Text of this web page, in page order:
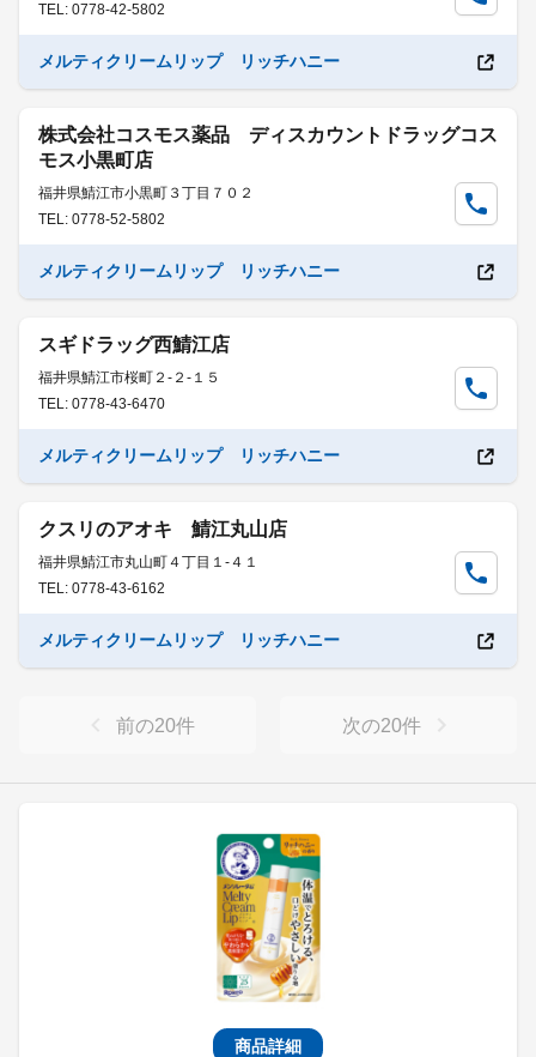
商品詳細
TEL: 0778-42-5802
メルティクリームリップ リッチハニー
株式会社コスモス薬品 ディスカウントドラッグコス
モス小黒町店
福井県鯖江市小黒町３丁目７０２
TEL: 0778-52-5802
メルティクリームリップ リッチハニー
スギドラッグ西鯖江店
福井県鯖江市桜町２-２-１５
TEL: 0778-43-6470
メルティクリームリップ リッチハニー
クスリのアオキ 鯖江丸山店
福井県鯖江市丸山町４丁目１-４１
TEL: 0778-43-6162
メルティクリームリップ リッチハニー
前の20件 次の20件